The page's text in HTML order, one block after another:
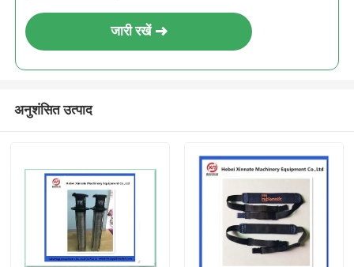
जारी रखें
अनुशंसित उत्पाद